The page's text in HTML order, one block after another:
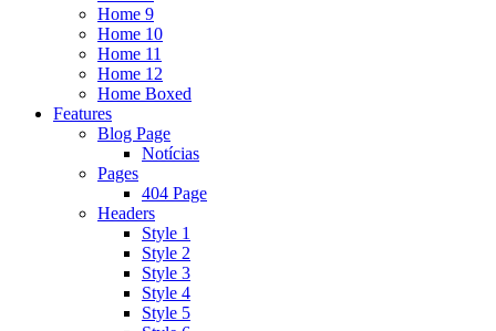
Home 9
Home 10
Home 11
Home 12
Home Boxed
Features
Blog Page
Notícias
Pages
404 Page
Headers
Style 1
Style 2
Style 3
Style 4
Style 5